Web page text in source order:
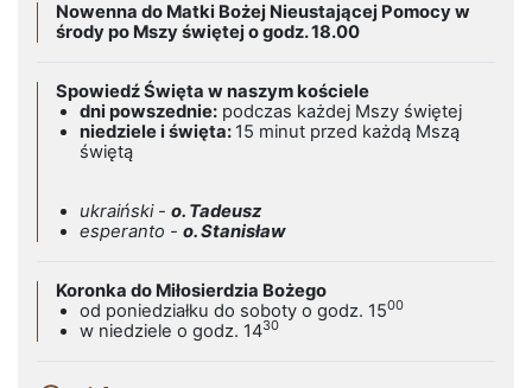
Nowenna do Matki Bożej Nieustającej Pomocy w
środy po Mszy świętej o godz. 18.00
Spowiedź Święta w naszym kościele
dni powszednie: podczas każdej Mszy świętej
niedziele i święta: 15 minut przed każdą Mszą
świętą
ukraiński - o. Tadeusz
esperanto - o. Stanisław
Koronka do Miłosierdzia Bożego
od poniedziałku do soboty o godz. 1500
w niedziele o godz. 1430